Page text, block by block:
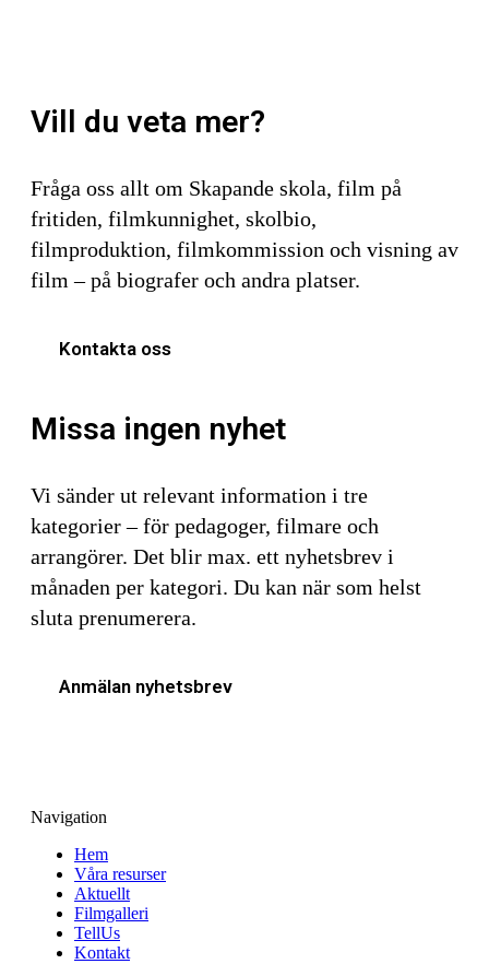
Vill du veta mer?
Fråga oss allt om Skapande skola, film på
fritiden, filmkunnighet, skolbio,
filmproduktion, filmkommission och visning av
film – på biografer och andra platser.
Kontakta oss
Missa ingen nyhet
Vi sänder ut relevant information i tre
kategorier – för pedagoger, filmare och
arrangörer. Det blir max. ett nyhetsbrev i
månaden per kategori. Du kan när som helst
sluta prenumerera.
Anmälan nyhetsbrev
Navigation
Hem
Våra resurser
Aktuellt
Filmgalleri
TellUs
Kontakt